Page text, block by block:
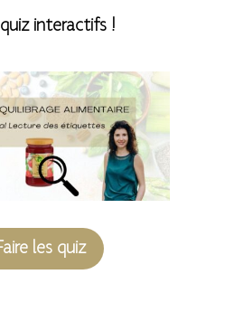
interactifs !
les quiz